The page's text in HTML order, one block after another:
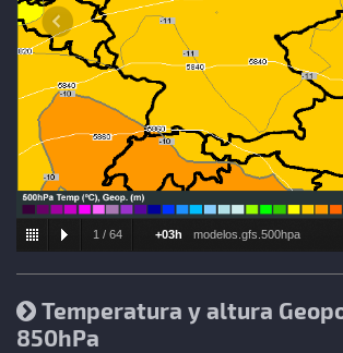
1 / 64 +03h modelos.gfs.500hpa
Temperatura y altura
850hPa